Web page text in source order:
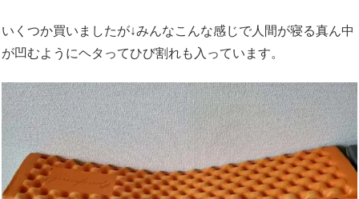
いくつか買いましたが↓みんなこんな感じで人間が寝る真ん中
が凹むようにヘタってひび割れも入っています。